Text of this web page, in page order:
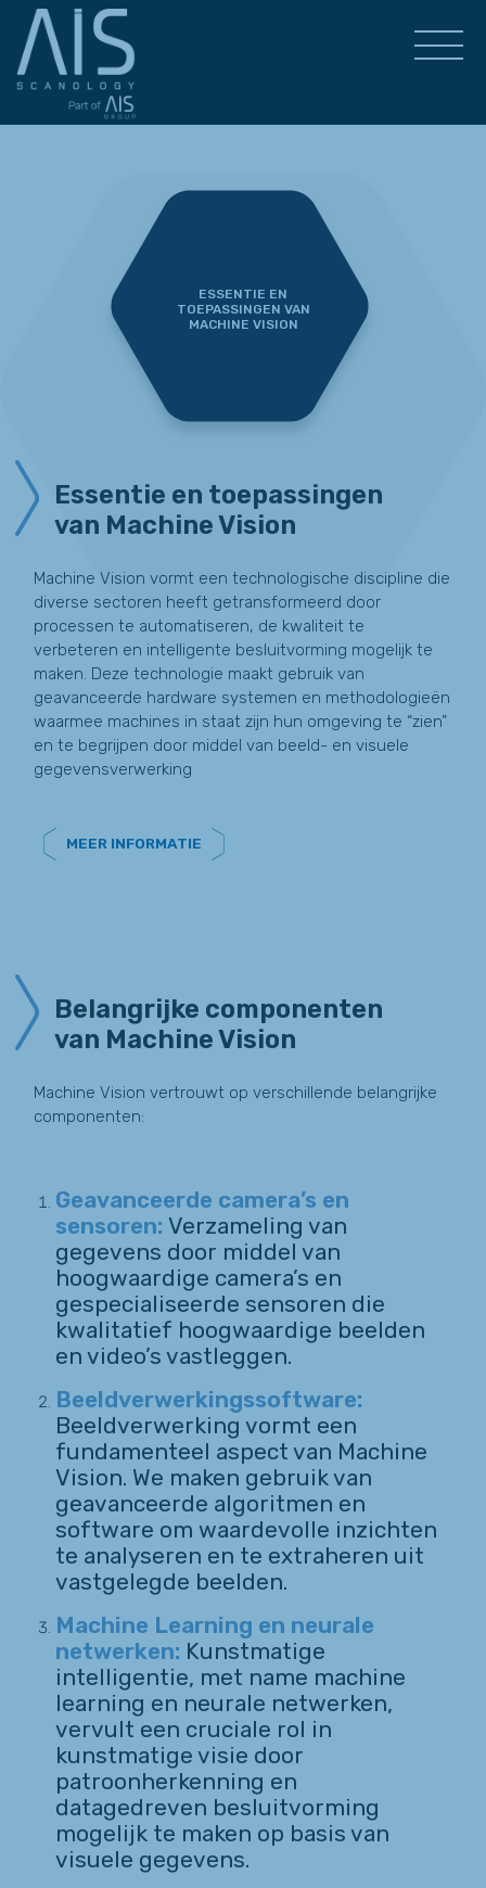
ESSENTIE EN
TOEPASSINGEN VAN
MACHINE VISION
Essentie en toepassingen
van Machine Vision
Machine Vision vormt een technologische discipline die
diverse sectoren heeft getransformeerd door
processen te automatiseren, de kwaliteit te
verbeteren en intelligente besluitvorming mogelijk te
maken. Deze technologie maakt gebruik van
geavanceerde hardware systemen en methodologieën
waarmee machines in staat zijn hun omgeving te “zien”
en te begrijpen door middel van beeld- en visuele
gegevensverwerking
MEER INFORMATIE
Belangrijke componenten
van Machine Vision
Machine Vision vertrouwt op verschillende belangrijke
componenten:
Geavanceerde camera’s en
sensoren: Verzameling van
gegevens door middel van
hoogwaardige camera’s en
gespecialiseerde sensoren die
kwalitatief hoogwaardige beelden
en video’s vastleggen.
Beeldverwerkingssoftware:
Beeldverwerking vormt een
fundamenteel aspect van Machine
Vision. We maken gebruik van
geavanceerde algoritmen en
software om waardevolle inzichten
te analyseren en te extraheren uit
vastgelegde beelden.
Machine Learning en neurale
netwerken: Kunstmatige
intelligentie, met name machine
learning en neurale netwerken,
vervult een cruciale rol in
kunstmatige visie door
patroonherkenning en
datagedreven besluitvorming
mogelijk te maken op basis van
visuele gegevens.